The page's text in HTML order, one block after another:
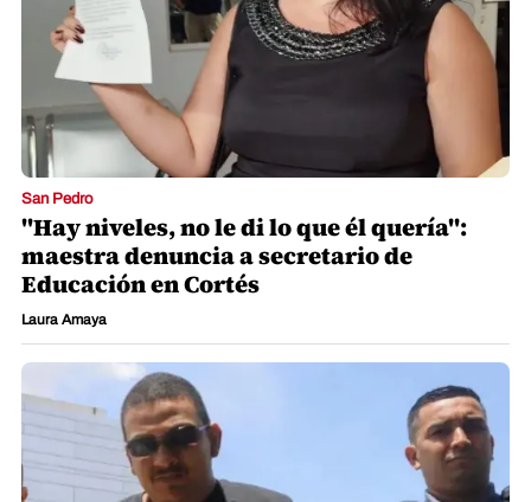
San Pedro
"Hay niveles, no le di lo que él quería":
maestra denuncia a secretario de
Educación en Cortés
Laura Amaya